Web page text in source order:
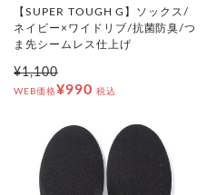
【SUPER TOUGH G】ソックス/
ネイビー×ワイドリブ/抗菌防臭/つ
ま先シームレス仕上げ
¥1,100
WEB価格¥990 税込